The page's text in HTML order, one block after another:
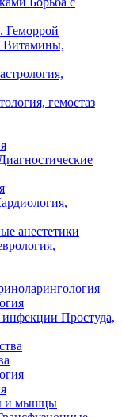
Геморрой
Витамины,
гемостаз
анестетики
Простуда,
и мышцы